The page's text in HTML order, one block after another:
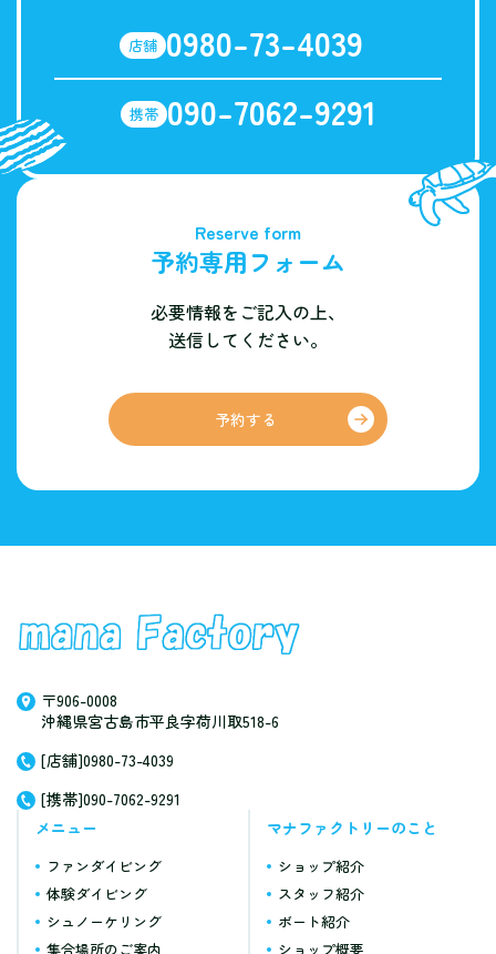
店舗 0980-73-4039
携帯 090-7062-9291
Reserve form
予約専用フォーム
必要情報をご記入の上、
送信してください。
予約する
〒906-0008
沖縄県宮古島市平良字荷川取518-6
[店舗]0980-73-4039
[携帯]090-7062-9291
メニュー
ファンダイビング
体験ダイビング
シュノーケリング
集合場所のご案内
マナファクトリーのこと
ショップ紹介
スタッフ紹介
ボート紹介
ショップ概要